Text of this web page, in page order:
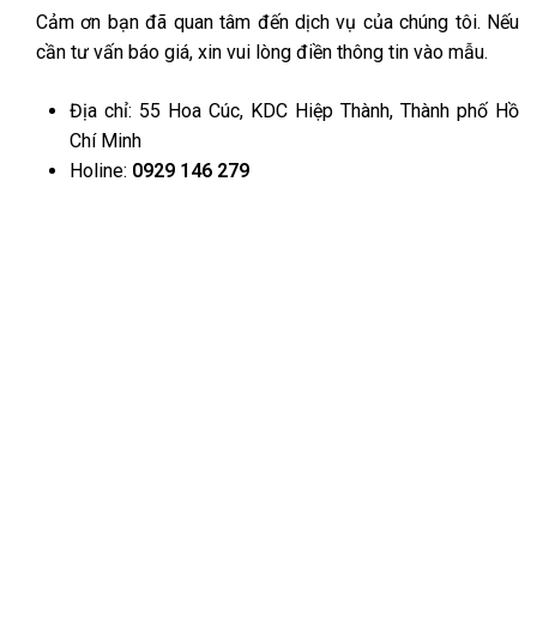
Cảm ơn bạn đã quan tâm đến dịch vụ của chúng tôi. Nếu
cần tư vấn báo giá, xin vui lòng điền thông tin vào mẫu.
Địa chỉ: 55 Hoa Cúc, KDC Hiệp Thành, Thành phố Hồ
Chí Minh
Holine: 0929 146 279